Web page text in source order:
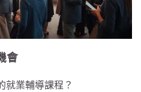
會
就業輔導課程？